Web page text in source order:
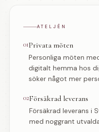
ATELJÉN
01Privata möten
Personliga möten
digitalt hemma hos
söker något mer
02Försäkrad leverans
Försäkrad leverans i
med noggrant